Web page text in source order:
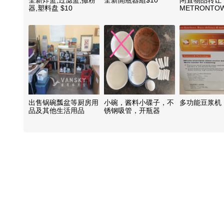
器,塑料盘 $10
出售锅碗瓢盆等厨房用
品及其他生活用品
小碗，酱料小碟子，不
锈钢吸管，开瓶器
多功能豆浆机